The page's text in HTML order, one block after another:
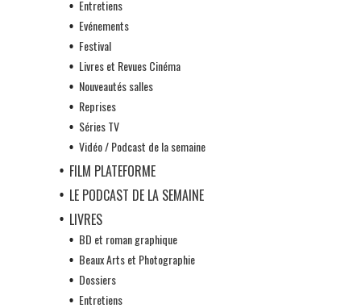
Entretiens
Evénements
Festival
Livres et Revues Cinéma
Nouveautés salles
Reprises
Séries TV
Vidéo / Podcast de la semaine
FILM PLATEFORME
LE PODCAST DE LA SEMAINE
LIVRES
BD et roman graphique
Beaux Arts et Photographie
Dossiers
Entretiens